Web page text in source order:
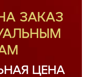
ЗАКАЗ
ЦЕНА